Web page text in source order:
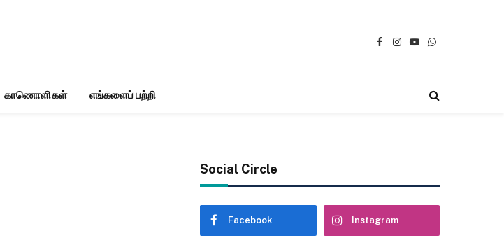
Facebook
Instagram
YouTubeWhatsApp
காணொளிகள் எங்களைப் பற்றி
Social Circle
Facebook Instagram